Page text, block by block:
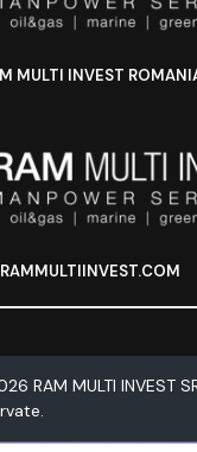
MULTI INVEST
RAMMULTIINVEST.COM
RAM MULTI INVEST